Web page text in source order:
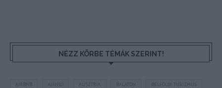
NÉZZ KÖRBE TÉMÁK SZERINT!
AUSZTRIA BALATON BELFÖLDI TURIZMUS